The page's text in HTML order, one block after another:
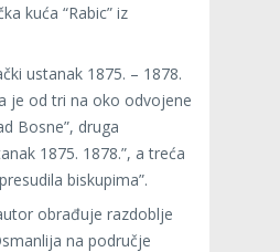
kuća “Rabic” iz
ustanak 1875. – 1878.
je od tri na oko odvojene
Bosne”, druga
1875. 1878.”, a treća
biskupima”.
obrađuje razdoblje
na područje